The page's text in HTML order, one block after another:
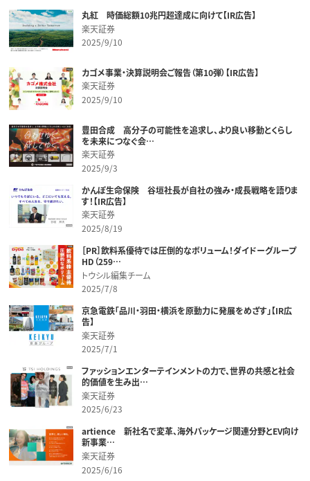
丸紅 時価総額10兆円超達成に向けて【IR広告】
楽天証券
2025/9/10
カゴメ事業・決算説明会ご報告（第10弾）【IR広告】
楽天証券
2025/9/10
豊田合成 高分子の可能性を追求し、より良い移動とくらし
を未来につなぐ会…
楽天証券
2025/9/3
かんぽ生命保険 谷垣社長が自社の強み・成長戦略を語りま
す！【IR広告】
楽天証券
2025/8/19
［PR］飲料系優待では圧倒的なボリューム！ダイドーグループ
HD（259…
トウシル編集チーム
2025/7/8
京急電鉄「品川・羽田・横浜を原動力に発展をめざす」【IR広
告】
楽天証券
2025/7/1
ファッションエンターテインメントの力で、世界の共感と社会
的価値を生み出…
楽天証券
2025/6/23
artience 新社名で変革、海外パッケージ関連分野とEV向け
新事業…
楽天証券
2025/6/16